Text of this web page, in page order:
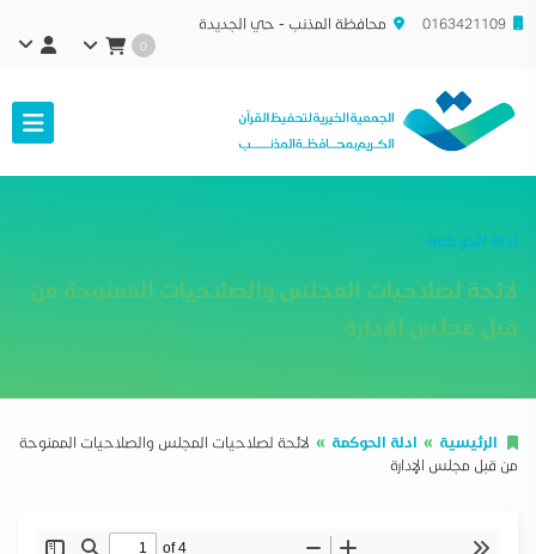
0163421109 محافظة المذنب - حي الجديدة
0
ادلة الحوكمة
لائحة لصلاحيات المجلس والصلاحيات الممنوحة من
قبل مجلس الإدارة
الرئيسية ادلة الحوكمة
لائحة لصلاحيات المجلس والصلاحيات الممنوحة
من قبل مجلس الإدارة